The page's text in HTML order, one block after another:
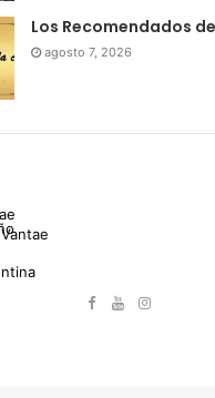
Los Recomendados
agosto 7, 2026
Vantae